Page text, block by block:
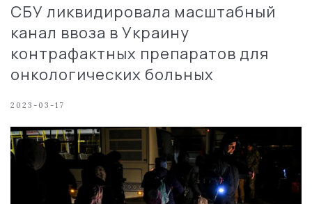
СБУ ликвидировала масштабный
канал ввоза в Украину
контрафактных препаратов для
онкологических больных
2023-03-17